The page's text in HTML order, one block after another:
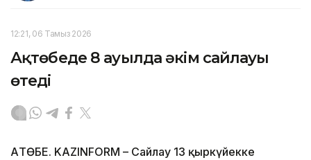
12:21, 06 Тамыз 2026
Ақтөбеде 8 ауылда әкім сайлауы
өтеді
АҚТӨБЕ. KAZINFORM – Сайлау 13 қыркүйекке